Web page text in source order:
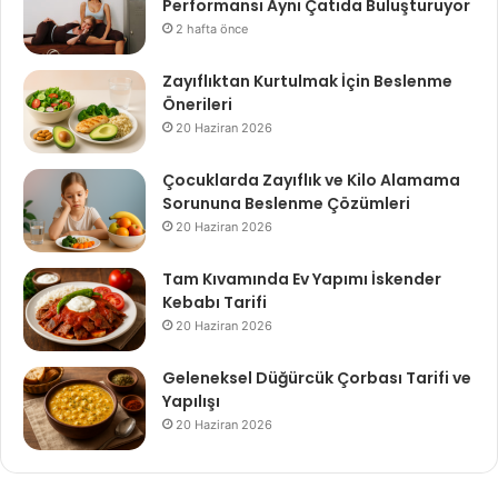
Performansı Aynı Çatıda Buluşturuyor
2 hafta önce
Zayıflıktan Kurtulmak İçin Beslenme
Önerileri
20 Haziran 2026
Çocuklarda Zayıflık ve Kilo Alamama
Sorununa Beslenme Çözümleri
20 Haziran 2026
Tam Kıvamında Ev Yapımı İskender
Kebabı Tarifi
20 Haziran 2026
Geleneksel Düğürcük Çorbası Tarifi ve
Yapılışı
20 Haziran 2026